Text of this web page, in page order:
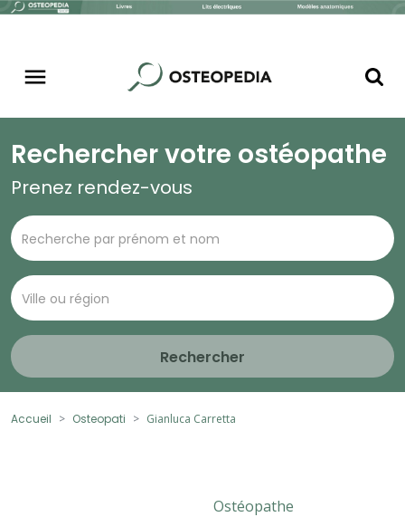
Rechercher votre ostéopathe
Prenez rendez-vous
Rechercher
Accueil Osteopati Gianluca Carretta
Ostéopathe